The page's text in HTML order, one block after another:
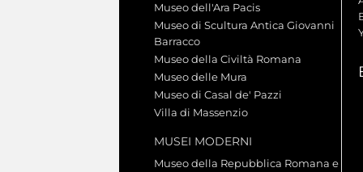
Museo dell'Ara Pacis
Museo di Scultura Antica Giovanni
Barracco
Museo della Civiltà Romana
Museo delle Mura
Museo di Casal de' Pazzi
Villa di Massenzio
MUSEI MODERNI
Museo della Repubblica Romana e